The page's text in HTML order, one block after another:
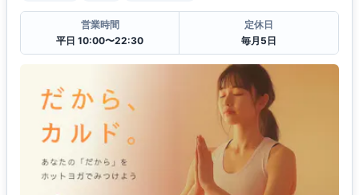
営業時間
平日 10:00〜22:30
定休日
毎月5日